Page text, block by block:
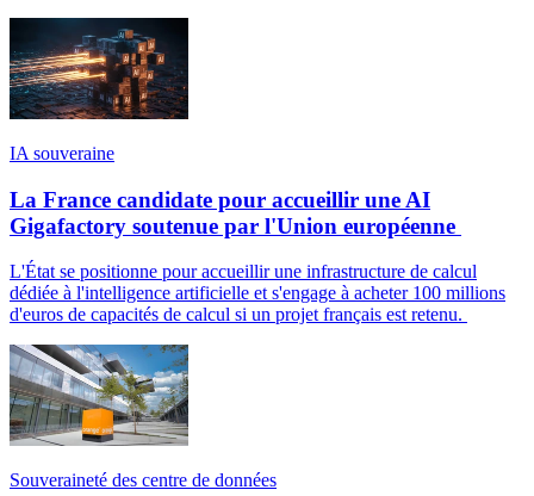
IA souveraine
La France candidate pour accueillir une AI
Gigafactory soutenue par l'Union européenne
L'État se positionne pour accueillir une infrastructure de calcul
dédiée à l'intelligence artificielle et s'engage à acheter 100 millions
d'euros de capacités de calcul si un projet français est retenu.
Souveraineté des centre de données